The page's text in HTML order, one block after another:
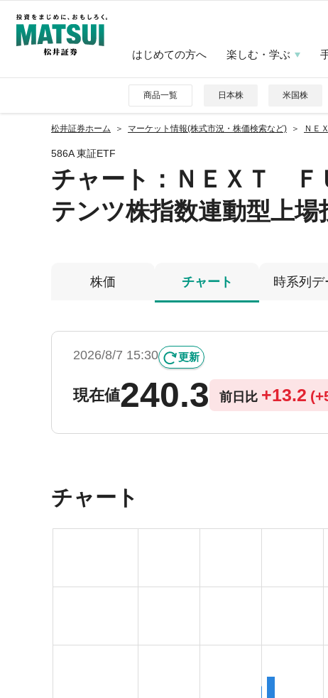
はじめての方へ 楽しむ・学ぶ
商品一覧 日本株 米国株
松井証券ホーム マーケット情報(株式市況・株価検索など) ＮＥ
586A 東証ETF
チャート： ＮＥＸＴ Ｆ
テンツ株指数連動型上場
株価 チャート 時系列デ
2026/8/7 15:30 更新
現在値240.3 前日比 +13.2 (+
チャート